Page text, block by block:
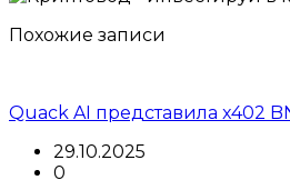
Похожие записи
Quack AI представила x402
29.10.2025
0